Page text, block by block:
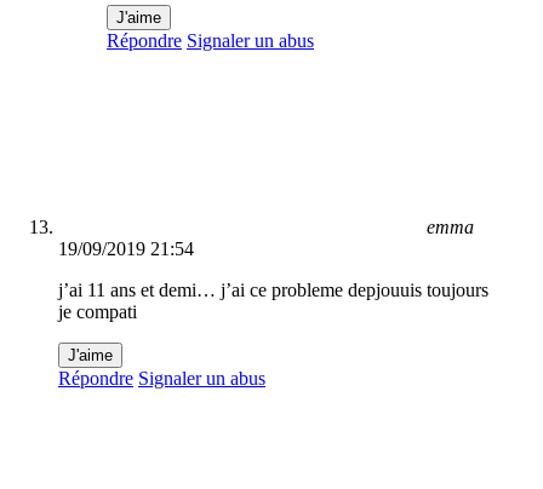
J'aime
Répondre Signaler un abus
emma
19/09/2019 21:54
j’ai 11 ans et demi… j’ai ce probleme depjouuis toujours
je compati
J'aime
Répondre Signaler un abus